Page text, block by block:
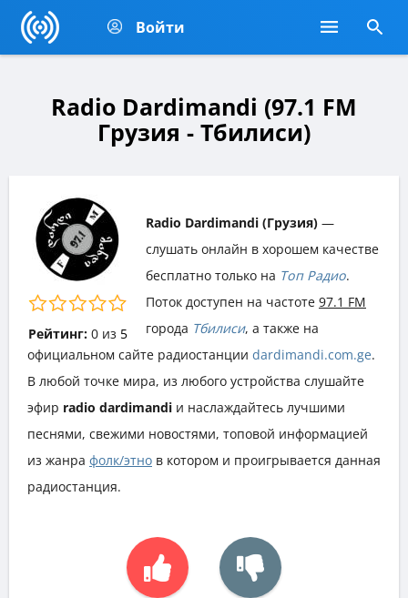
Войти
Radio Dardimandi (97.1 FM
Грузия - Тбилиси)
Рейтинг: 0из 5
Radio Dardimandi (Грузия) —
слушать онлайн в хорошем качестве
бесплатно только на Топ Радио.
Поток доступен на частоте 97.1 FM
города Тбилиси, а также на
официальном сайте радиостанции dardimandi.com.ge.
В любой точке мира, из любого устройства слушайте
эфир radio dardimandi и наслаждайтесь лучшими
песнями, свежими новостями, топовой информацией
из жанра фолк/этно в котором и проигрывается данная
радиостанция.